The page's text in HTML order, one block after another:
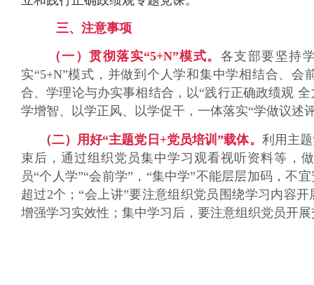
三、注意事项
（一）贯彻落实“5+N”模式。 各支部要坚持
实“5+N”模式，并做到个人学和集中学相结合、
合、学理论与办实事相结合， 以“践行正确政绩观 全
学增智、以学正风、以学促干，一体落实“学做议述
（二） 用好“主题党日+党员培训”载体。 利用主
束后，通过组织党员集中学习观看视听资料等，
员“个人学”“会前学”，“集中学”不能层层加码 ，不
超过2个；“会上讲”要注意组织党员围绕学习内容
增强学习实效性；集中学习后，要注意组织党员开